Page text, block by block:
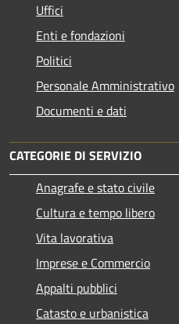
Uffici
Enti e fondazioni
Politici
Personale Amministrativo
Documenti e dati
CATEGORIE DI SERVIZIO
Anagrafe e stato civile
Cultura e tempo libero
Vita lavorativa
Imprese e Commercio
Appalti pubblici
Catasto e urbanistica